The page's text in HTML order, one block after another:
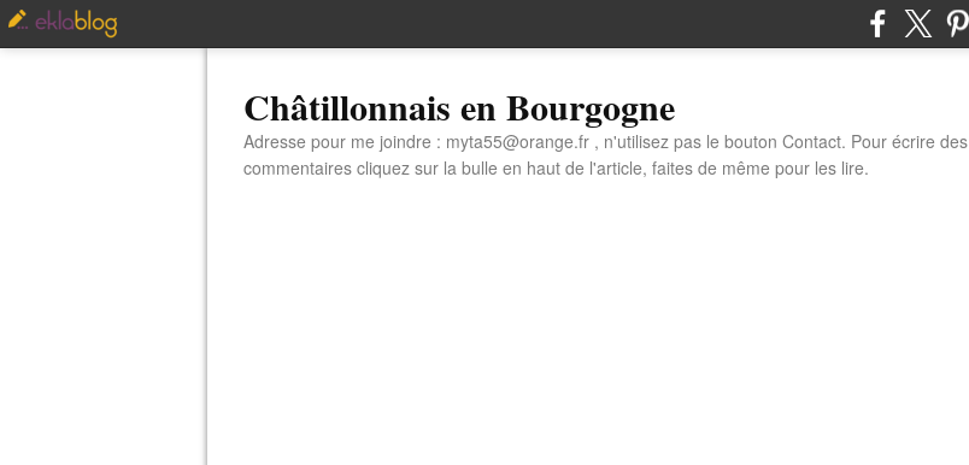
Châtillonnais en Bourgogne
Adresse pour me joindre : myta55@orange.fr , n'utilisez pas le bouton Contact. Pour écrire des
commentaires cliquez sur la bulle en haut de l'article, faites de même pour les lire.